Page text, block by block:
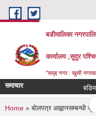
Skip to main content
बडीमालिका
कार्यालय ,सुदुर
"समृद्द नगर : खुसी
समाचार
«
You are here
Home » बोलपत्र आह्वानसम्बन्धी